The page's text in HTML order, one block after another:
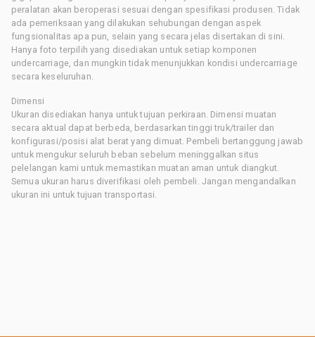
peralatan akan beroperasi sesuai dengan spesifikasi produsen. Tidak
ada pemeriksaan yang dilakukan sehubungan dengan aspek
fungsionalitas apa pun, selain yang secara jelas disertakan di sini.
Hanya foto terpilih yang disediakan untuk setiap komponen
undercarriage, dan mungkin tidak menunjukkan kondisi undercarriage
secara keseluruhan.
Dimensi
Ukuran disediakan hanya untuk tujuan perkiraan. Dimensi muatan
secara aktual dapat berbeda, berdasarkan tinggi truk/trailer dan
konfigurasi/posisi alat berat yang dimuat. Pembeli bertanggung jawab
untuk mengukur seluruh beban sebelum meninggalkan situs
pelelangan kami untuk memastikan muatan aman untuk diangkut.
Semua ukuran harus diverifikasi oleh pembeli. Jangan mengandalkan
ukuran ini untuk tujuan transportasi.